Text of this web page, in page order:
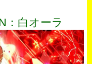
：白オーラ